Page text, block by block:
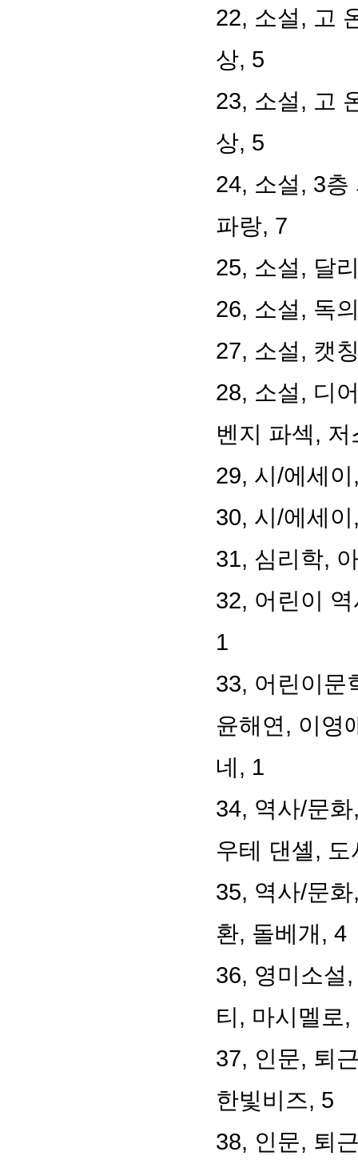
22, 소설, 고
상, 5
23, 소설, 고
상, 5
24, 소설, 3층
파랑, 7
25, 소설, 달
26, 소설, 독
27, 소설, 캣
28, 소설, 디
벤지 파섹,
29, 시/에세
30, 시/에세
31, 심리학,
32, 어린이
1
33, 어린이문
윤해연, 이영
네, 1
34, 역사/문
우테 댄셸,
35, 역사/문
환, 돌베개, 4
36, 영미소설
티, 마시멜로,
37, 인문, 퇴
한빛비즈, 5
38, 인문, 퇴